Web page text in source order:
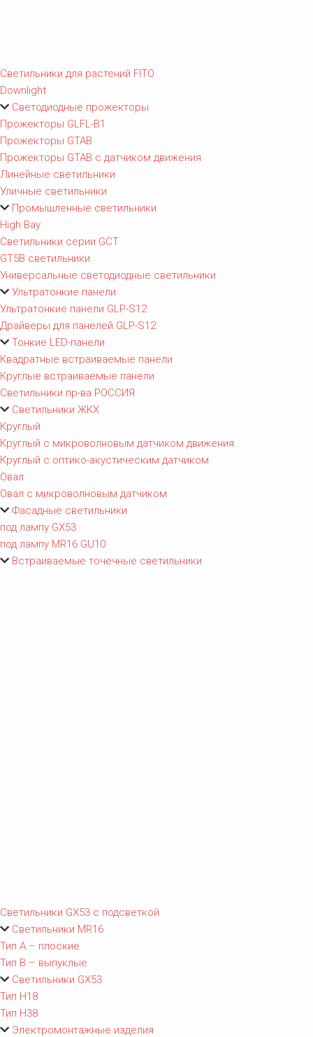
Светильники для растений FITO
Downlight
Светодиодные прожекторы
Прожекторы GLFL-B1
Прожекторы GTAB
Прожекторы GTAB с датчиком движения
Линейные светильники
Уличные светильники
Промышленные светильники
High Bay
Светильники серии GCT
GT5B светильники
Универсальные светодиодные светильники
Ультратонкие панели
Ультратонкие панели GLP-S12
Драйверы для панелей GLP-S12
Тонкие LED-панели
Квадратные встраиваемые панели
Круглые встраиваемые панели
Светильники пр-ва РОССИЯ
Светильники ЖКХ
Круглый
Круглый с микроволновым датчиком движения
Круглый с оптико-акустическим датчиком
Овал
Овал с микроволновым датчиком
Фасадные светильники
под лампу GX53
под лампу MR16 GU10
Встраиваемые точечные светильники
Светильники GX53 с подсветкой
Светильники MR16
Тип A – плоские
Тип B – выпуклые
Светильники GX53
Тип Н18
Тип Н38
Электромонтажные изделия